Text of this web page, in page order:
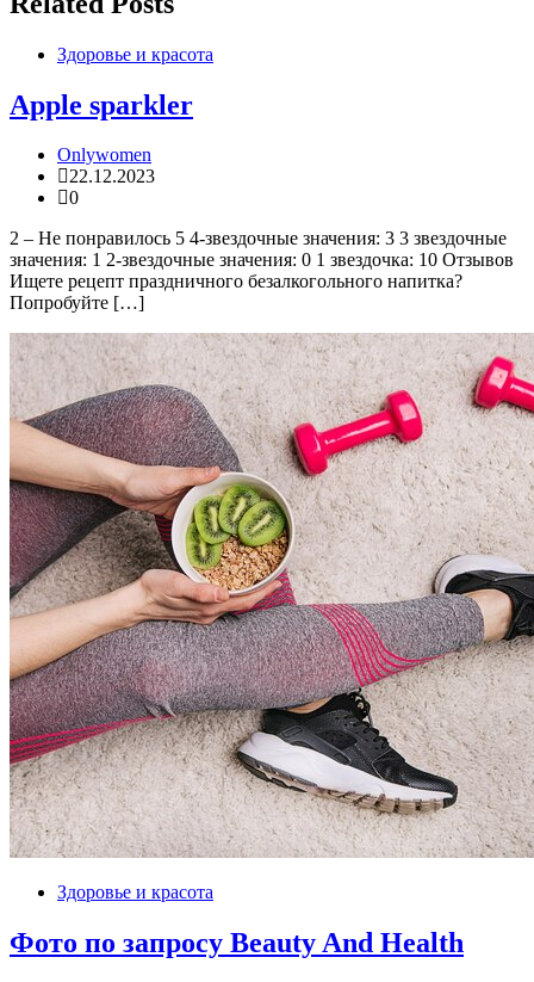
Здоровье и красота
Apple sparkler
Onlywomen
22.12.2023
0
2 – Не понравилось 5 4-звездочные значения: 3 3 звездочные
значения: 1 2-звездочные значения: 0 1 звездочка: 10 Отзывов
Ищете рецепт праздничного безалкогольного напитка?
Попробуйте […]
Здоровье и красота
Фото по запросу Beauty And Health